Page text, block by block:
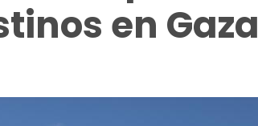
en Gaza